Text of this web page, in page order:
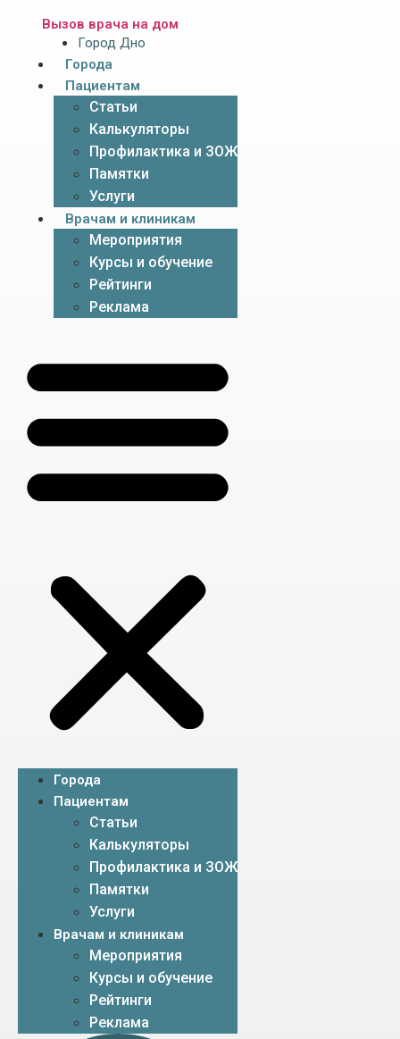
Вызов врача на дом
Город Дно
Города
Пациентам
Статьи
Калькуляторы
Профилактика и ЗОЖ
Памятки
Услуги
Врачам и клиникам
Мероприятия
Курсы и обучение
Рейтинги
Реклама
Города
Пациентам
Статьи
Калькуляторы
Профилактика и ЗОЖ
Памятки
Услуги
Врачам и клиникам
Мероприятия
Курсы и обучение
Рейтинги
Реклама